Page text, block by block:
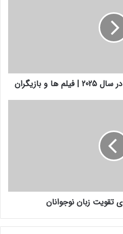
و بازیگران
تقویت زبان نوجوانان